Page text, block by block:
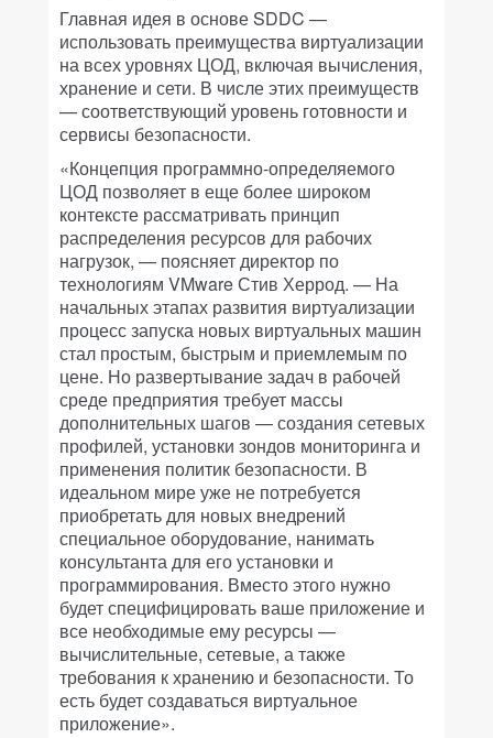
Главная идея в основе SDDC —
использовать преимущества виртуализации
на всех уровнях ЦОД, включая вычисления,
хранение и сети. В числе этих преимуществ
— соответствующий уровень готовности и
сервисы безопасности.
«Концепция программно-определяемого
ЦОД позволяет в еще более широком
контексте рассматривать принцип
распределения ресурсов для рабочих
нагрузок, — поясняет директор по
технологиям VMware Стив Херрод. — На
начальных этапах развития виртуализации
процесс запуска новых виртуальных машин
стал простым, быстрым и приемлемым по
цене. Но развертывание задач в рабочей
среде предприятия требует массы
дополнительных шагов — создания сетевых
профилей, установки зондов мониторинга и
применения политик безопасности. В
идеальном мире уже не потребуется
приобретать для новых внедрений
специальное оборудование, нанимать
консультанта для его установки и
программирования. Вместо этого нужно
будет специфицировать ваше приложение и
все необходимые ему ресурсы —
вычислительные, сетевые, а также
требования к хранению и безопасности. То
есть будет создаваться виртуальное
приложение».